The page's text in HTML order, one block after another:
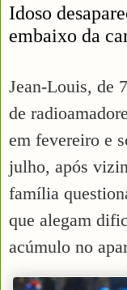
Idoso
embaixo da
Jean-Louis, de
de
em fevereiro e
julho, após
família
que alegam
acúmulo no